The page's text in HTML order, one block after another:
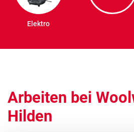
Elektro
Arbeiten bei
Hilden